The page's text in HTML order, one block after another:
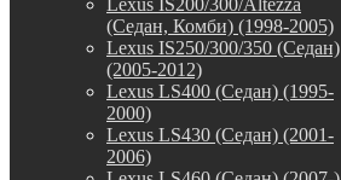
(Седан, Комби) (1998-2005)
Lexus IS250/300/350 (Седан)
(2005-2012)
Lexus LS400 (Седан) (1995-
2000)
Lexus LS430 (Седан) (2001-
2006)